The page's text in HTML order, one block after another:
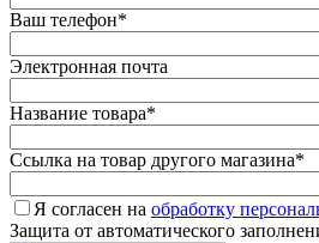
Ваш телефон*
Электронная почта
Название товара*
Ссылка на товар другого магазина*
Я согласен на обработку
Защита от автоматического